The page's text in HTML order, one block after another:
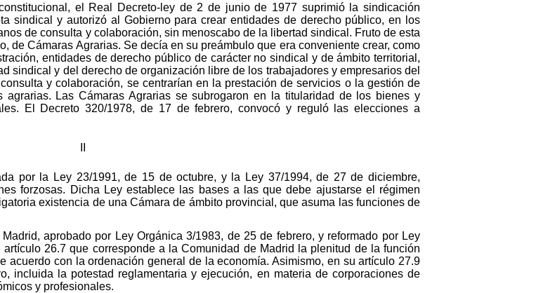
el Real Decreto-ley de 2 de junio de 1977 suprimió la sindicación
sindical y autorizó al Gobierno para crear entidades de derecho público, en los
de consulta y colaboración, sin menoscabo de la libertad sindical. Fruto de esta
de Cámaras Agrarias. Se decía en su preámbulo que era conveniente crear, como
entidades de derecho público de carácter no sindical y de ámbito territorial,
sindical y del derecho de organización libre de los trabajadores y empresarios del
y colaboración, se centrarían en la prestación de servicios o la gestión de
Las Cámaras Agrarias se subrogaron en la titularidad de los bienes y
El Decreto 320/1978, de 17 de febrero, convocó y reguló las elecciones a
por la Ley 23/1991, de 15 de octubre, y la Ley 37/1994, de 27 de diciembre,
forzosas. Dicha Ley establece las bases a las que debe ajustarse el régimen
existencia de una Cámara de ámbito provincial, que asuma las funciones de
aprobado por Ley Orgánica 3/1983, de 25 de febrero, y reformado por Ley
26.7 que corresponde a la Comunidad de Madrid la plenitud de la función
acuerdo con la ordenación general de la economía. Asimismo, en su artículo 27.9
incluida la potestad reglamentaria y ejecución, en materia de corporaciones de
y profesionales.